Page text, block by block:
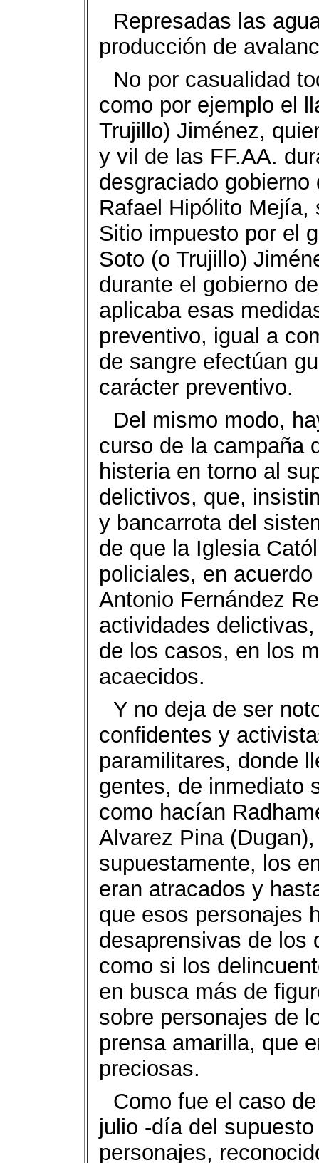
Represadas las
producción de
No por casualidad
como por ejemplo el
Trujillo) Jiménez,
y vil de las FF.AA.
desgraciado
Rafael Hipólito
Sitio impuesto por el
Soto (o Trujillo)
durante el gobierno
aplicaba esas
preventivo, igual a
de sangre efectúan
carácter preventivo.
Del mismo modo,
curso de la campaña
histeria en torno al
delictivos, que,
y bancarrota del
de que la Iglesia
policiales, en
Antonio Fernández
actividades
de los casos, en los
acaecidos.
Y no deja de ser
confidentes y
paramilitares, donde
gentes, de inmediato
como hacían
Alvarez Pina
supuestamente, los
eran atracados y
que esos personajes
desaprensivas de los
como si los
en busca más de
sobre personajes de
prensa amarilla, que
preciosas.
Como fue el caso
julio -día del
personajes,